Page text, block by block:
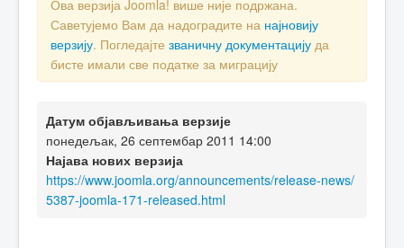
Ова верзија Joomla! више није подржана.
Саветујемо Вам да надоградите на најновију
верзију. Погледајте званичну документацију да
бисте имали све податке за миграцију
Датум објављивања верзије
понедељак, 26 септембар 2011 14:00
Најава нових верзија
https://www.joomla.org/announcements/release-news/
5387-joomla-171-released.html